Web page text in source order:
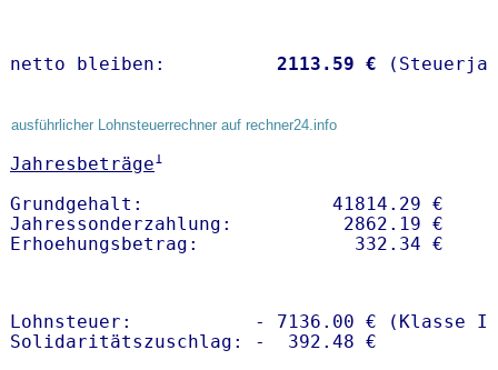
netto bleiben: 2113.59 €
ausführlicher Lohnsteuerrechner auf rechner24.info
Jahresbeträge1
Grundgehalt:                 41814.29 €
Jahressonderzahlung:          2862.19 €
Lohnsteuer:           - 7136.00 € (Klasse I)
Solidaritätszuschlag: -  392.48 €